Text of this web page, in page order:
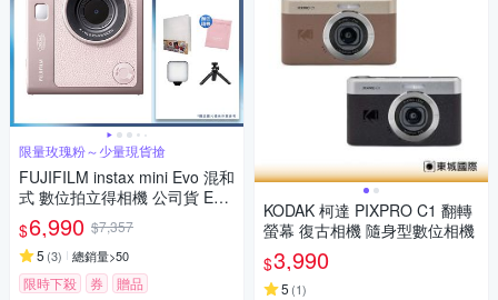
限量玫瑰粉～少量現貨搶
FUJIFILM instax mini Evo 混和
式 數位拍立得相機 公司貨 EVO
玫瑰粉
$6,990 $7,357
5 (3) 總銷量>50
限時下殺 券 贈品
KODAK 柯達 PIXPRO C1 翻轉
螢幕 復古相機 隨身型數位相機
$3,990
5 (1)